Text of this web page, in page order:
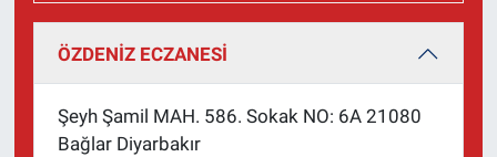
ÖZDENİZ ECZANESİ
Şeyh Şamil MAH. 586. Sokak NO: 6A 21080
Bağlar Diyarbakır